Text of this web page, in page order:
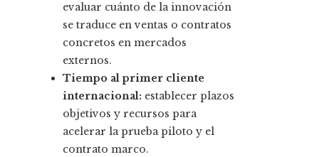
evaluar cuánto de la innovación
se traduce en ventas o contratos
concretos en mercados
externos.
Tiempo al primer cliente
internacional: establecer plazos
objetivos y recursos para
acelerar la prueba piloto y el
contrato marco.